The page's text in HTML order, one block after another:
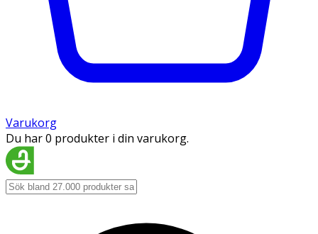
Varukorg
Du har 0 produkter i din varukorg.